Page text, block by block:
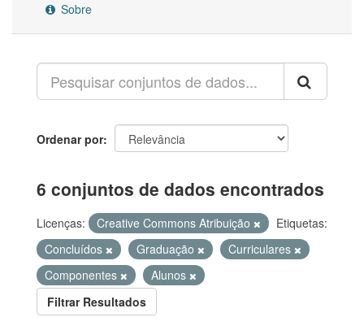
Sobre
Ordenar por
6 conjuntos de dados encontrados
Licenças: Creative Commons Atribuição
Etiquetas:
Concluídos
Graduação
Curriculares
Componentes
Alunos
Filtrar Resultados